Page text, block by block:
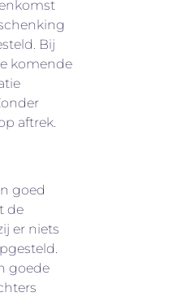
Bij
komende
aftrek.
goed
de
er niets
goede